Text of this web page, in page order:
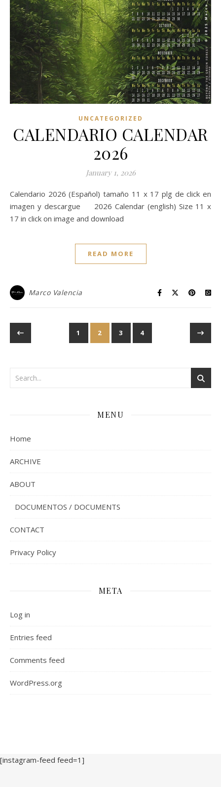
UNCATEGORIZED
CALENDARIO CALENDAR
2026
January 1, 2026
Calendario 2026 (Español) tamaño 11 x 17 plg de click en
imagen y descargue 2026 Calendar (english) Size 11 x
17 in click on image and download
READ MORE
Marco Valencia
1 2 3 4
MENU
Home
ARCHIVE
ABOUT
DOCUMENTOS / DOCUMENTS
CONTACT
Privacy Policy
META
Log in
Entries feed
Comments feed
WordPress.org
[instagram-feed feed=1]